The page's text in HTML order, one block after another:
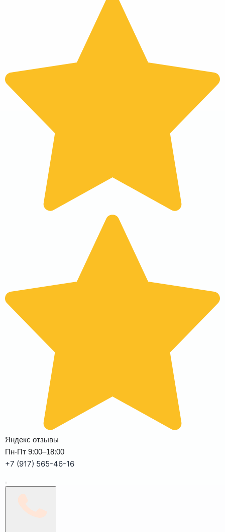
Яндекс отзывы
Пн-Пт 9:00–18:00
+7 (917) 565-46-16